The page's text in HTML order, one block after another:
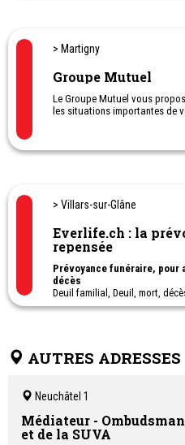
> Martigny
Groupe Mutuel
Le Groupe Mutuel vous
les situations importantes de
> Villars-sur-Glâne
Everlife.ch : la
repensée
Prévoyance funéraire, pour
décès
Deuil familial, Deuil, mort,
condoléances, Consolation,
AUTRES ADRESSES
Neuchâtel 1
Médiateur -
et de la SUVA